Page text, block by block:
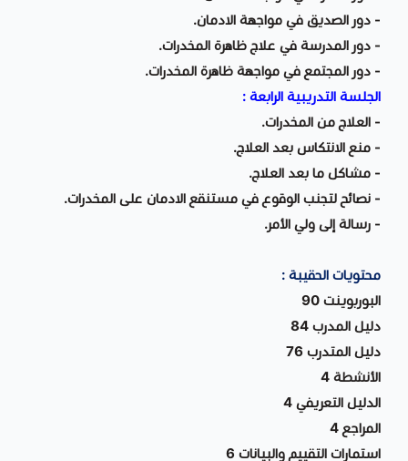
- دور الصديق في مواجهة الادمان.
- دور المدرسة في علاج ظاهرة المخدرات.
- دور المجتمع في مواجهة ظاهرة المخدرات.
الجلسة التدريبية الرابعة :
- العلاج من المخدرات.
- منع الانتكاس بعد العلاج.
- مشاكل ما بعد العلاج.
- نصائح لتجنب الوقوع في مستنقع الادمان على المخدرات.
- رسالة إلى ولي الأمر.
محتويات الحقيبة :
البوربوينت 90
دليل المدرب 84
دليل المتدرب 76
الأنشطة 4
الدليل التعريفي 4
المراجع 4
استمارات التقييم والبيانات 6